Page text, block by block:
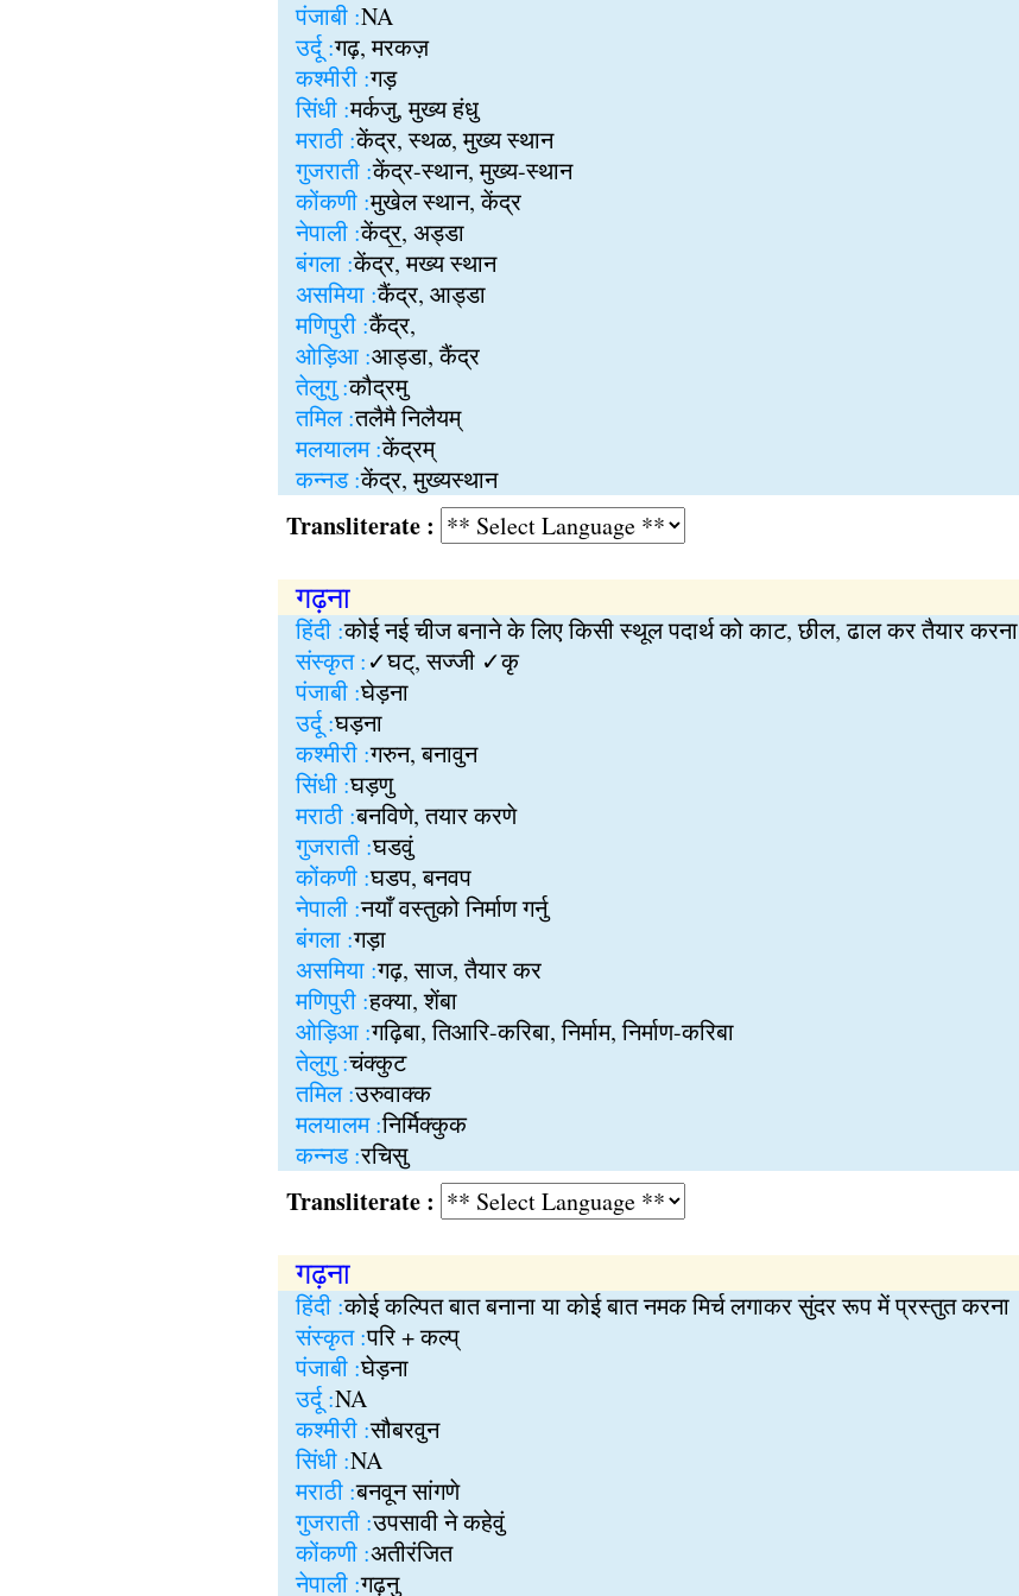
पंजाबी :NA
उर्दू :गढ़, मरकज़
कश्मीरी :गड़
सिंधी :मर्कजु, मुख्य हंधु
मराठी :केंद्र, स्थळ, मुख्य स्थान
गुजराती :केंद्र-स्थान, मुख्य-स्थान
कोंकणी :मुखेल स्थान, केंद्र
नेपाली :केंद्र॒, अड्डा
बंगला :केंद्र, मख्य स्थान
असमिया :कैंद्र, आड्डा
मणिपुरी :कैंद्र,
ओड़िआ :आड्डा, कैंद्र
तेलुगु :कौद्रमु
तमिल :तलैमै निलैयम्
मलयालम :केंद्रम्
कन्नड :केंद्र, मुख्यस्थान
Transliterate :
गढ़ना
हिंदी :कोई नई चीज बनाने के लिए किसी स्थूल पदार्थ को काट, छील, ढाल कर तैयार करना
संस्कृत :✓घट्, सज्जी ✓कृ
पंजाबी :घेड़ना
उर्दू :घड़ना
कश्मीरी :गरुन, बनावुन
सिंधी :घड़णु
मराठी :बनविणे, तयार करणे
गुजराती :घडवुं
कोंकणी :घडप, बनवप
नेपाली :नयाँ वस्तुको निर्माण गर्नु
बंगला :गड़ा
असमिया :गढ़, साज, तैयार कर
मणिपुरी :हक्या, शेंबा
ओड़िआ :गढ़िबा, तिआरि-करिबा, निर्माम, निर्माण-करिबा
तेलुगु :चंक्कुट
तमिल :उरुवाक्क
मलयालम :निर्मिक्कुक
कन्नड :रचिसु
Transliterate :
गढ़ना
हिंदी :कोई कल्पित बात बनाना या कोई बात नमक मिर्च लगाकर सुंदर रूप में प्रस्तुत करना
संस्कृत :परि + कल्प्
पंजाबी :घेड़ना
उर्दू :NA
कश्मीरी :सौबरवुन
सिंधी :NA
मराठी :बनवून सांगणे
गुजराती :उपसावी ने कहेवुं
कोंकणी :अतीरंजित
नेपाली :गढ़नु